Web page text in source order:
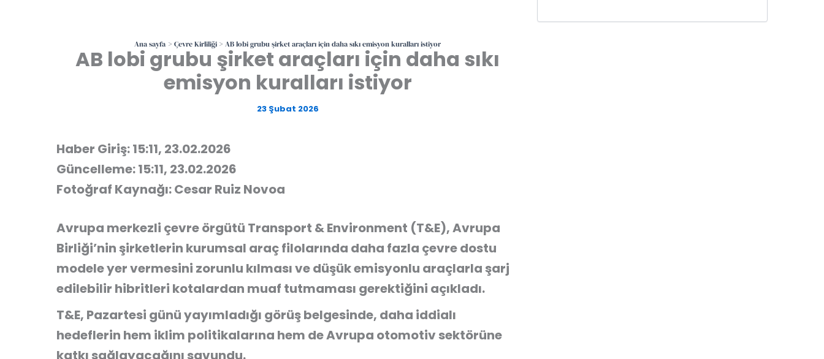
Ana sayfa Çevre Kirliliği AB lobi grubu şirket araçları için daha sıkı emisyon kuralları istiyor
AB lobi grubu şirket araçları için daha sıkı
emisyon kuralları istiyor
23 Şubat 2026
Haber Giriş: 15:11, 23.02.2026
Güncelleme: 15:11, 23.02.2026
Fotoğraf Kaynağı: Cesar Ruiz Novoa
Avrupa merkezli çevre örgütü Transport & Environment (T&E), Avrupa
Birliği’nin şirketlerin kurumsal araç filolarında daha fazla çevre dostu
modele yer vermesini zorunlu kılması ve düşük emisyonlu araçlarla şarj
edilebilir hibritleri kotalardan muaf tutmaması gerektiğini açıkladı.
T&E, Pazartesi günü yayımladığı görüş belgesinde, daha iddialı
hedeflerin hem iklim politikalarına hem de Avrupa otomotiv sektörüne
katkı sağlayacağını savundu.